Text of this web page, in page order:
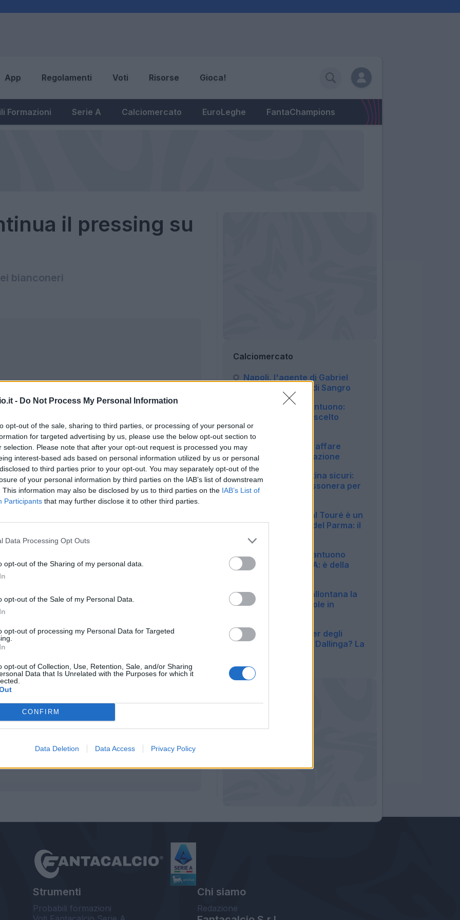
- Do Not Process My Personal Information
opt-out of the sale, sharing to third parties, or processing of your personal or
for targeted advertising by us, please use the below opt-out section to
selection. Please note that after your opt-out request is processed you may
interest-based ads based on personal information utilized by us or personal
to third parties prior to your opt-out. You may separately opt-out of the
of your personal information by third parties on the IAB’s list of downstream
This information may also be disclosed by us to third parties on the IAB’s List of
Participants that may further disclose it to other third parties.
Data Processing Opt Outs
opt-out of the Sharing of my personal data.
opt-out of the Sale of my Personal Data.
opt-out of processing my Personal Data for Targeted
opt-out of Collection, Use, Retention, Sale, and/or Sharing
Data that Is Unrelated with the Purposes for which it
CONFIRM
Data Deletion Data Access Privacy Policy
App Regolamenti Voti Risorse Gioca!
Formazioni Serie A Calciomercato EuroLeghe FantaChampions
il pressing su
bianconeri
Jovetic (Getty Images)
starebbe stringendo i tempi per
offerte degli altri club diventino troppo alte ed
torinese.
interessante all’entourage del
i rapporti incrinati tra il club di Corso
giocatore, Fali Ramadani, prima di accettare
la società gigliata, per capire se l’affare
come finirà questa telenovela
viola spingono forte anche gli sceicchi
Calciomercato
Napoli, l'agente di Gabriel
Jesus è a Castel di Sangro
Fiorentina, Mastantuono:
"Ecco perché ho scelto
Firenze"
18:44
Atalanta su Diao, affare
possibile? La situazione
18:18
Milan, dall'Argentina sicuri:
c'è un'offerta rossonera per
Paredes
UFFICIALE - El Bilal Touré è un
nuovo giocatore del Parma: il
16:52
UFFICIALE - Mastantuono
approda in Serie A: è della
Juve, Cambiaso allontana la
cessione? Le parole in
Bologna, nel valzer degli
attaccanti anche Dallinga? La
Strumenti
Probabili formazioni
Chi siamo
Redazione